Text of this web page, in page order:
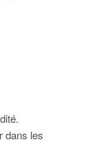
dans les